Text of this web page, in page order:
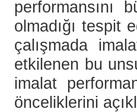
performansını
olmadığı tespit
çalışmada
etkilenen bu
imalat
önceliklerini